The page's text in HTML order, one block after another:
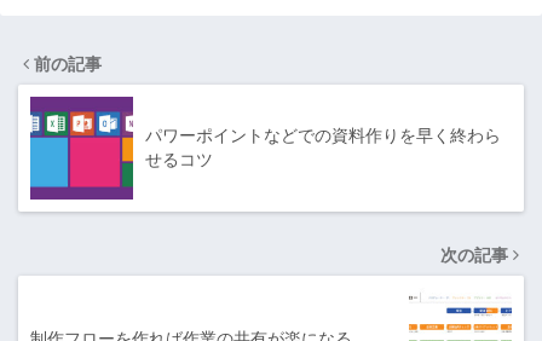
前の記事
パワーポイントなどでの資料作りを早く終わら
せるコツ
次の記事